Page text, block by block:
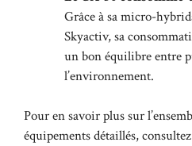
Grâce à sa micro-
Skyactiv, sa
un bon équilibre entre
l’environnement.
Pour en savoir plus sur
équipements détaillés,